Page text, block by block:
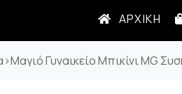
ΑΡΧΙΚΗ
>Μαγιό Γυναικείο Μπικίνι MG